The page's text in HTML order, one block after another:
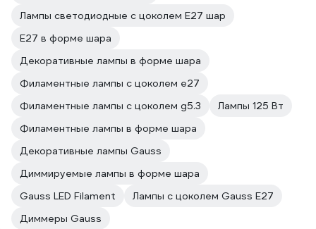
Лампы светодиодные с цоколем Е27 шар
E27 в форме шара
Декоративные лампы в форме шара
Филаментные лампы с цоколем e27
Филаментные лампы с цоколем g5.3
Лампы 125 Вт
Филаментные лампы в форме шара
Декоративные лампы Gauss
Диммируемые лампы в форме шара
Gauss LED Filament
Лампы с цоколем Gauss Е27
Диммеры Gauss